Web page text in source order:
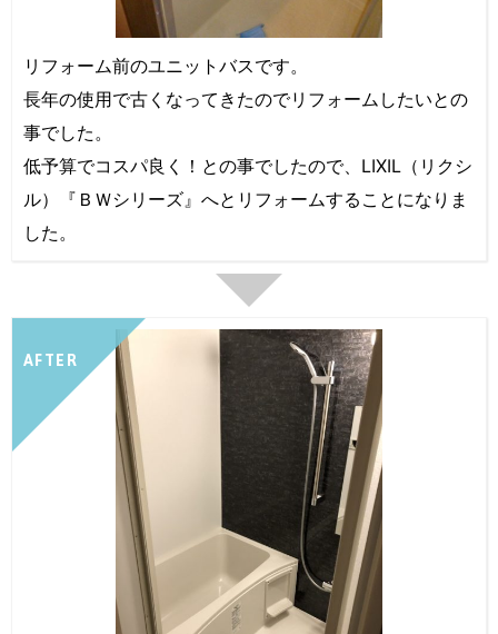
リフォーム前のユニットバスです。
長年の使用で古くなってきたのでリフォームしたいとの
事でした。
低予算でコスパ良く！との事でしたので、LIXIL（リクシ
ル）『ＢＷシリーズ』へとリフォームすることになりま
した。
AFTER